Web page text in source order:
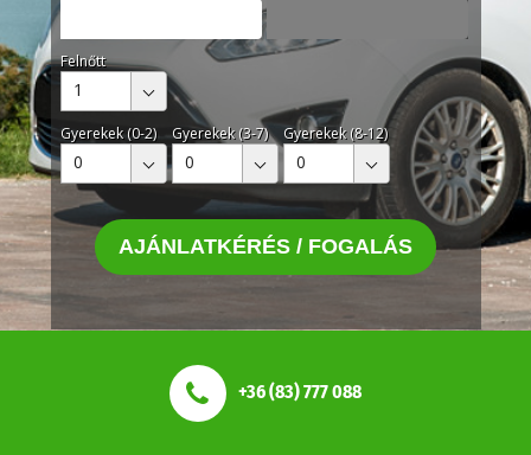
Felnőtt
1
Gyerekek (0-2)
0
Gyerekek (3-7)
0
Gyerekek (8-12)
0
AJÁNLATKÉRÉS / FOGALÁS
+36 (83) 777 088